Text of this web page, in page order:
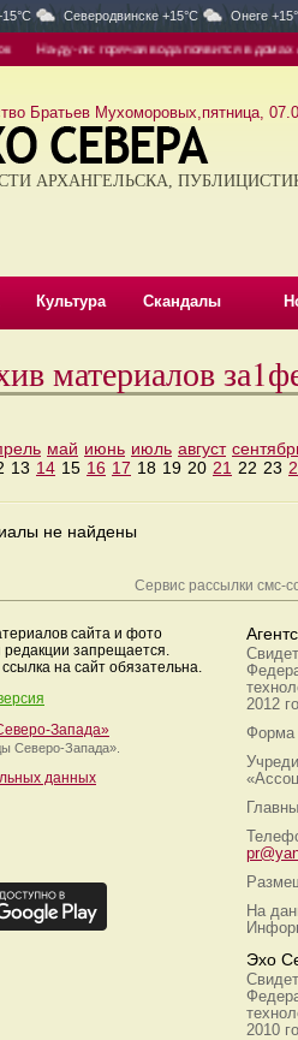
Северодвинске +15°C Онеге
На-ду-ли: горячая вода появится в домах
Братьев Мухоморовых,пятница,
АРХАНГЕЛЬСКА,
Культура Скандалы
материалов
май июнь июль август
13 14 15 16 17 18 19 20 21 22 23
не найдены
Сервис рассылки смс-
сайта и фото
запрещается.
на сайт обязательна.
Запада»
Северо-Запада».
данных
2012
Форма
На
Эхо
2010